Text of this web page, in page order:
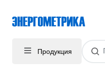
Продукция